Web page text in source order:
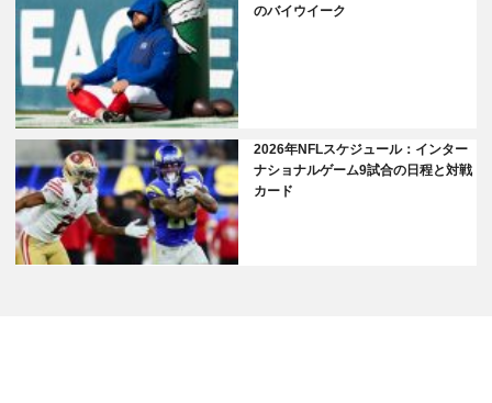
のバイウイーク
2026年NFLスケジュール：インター
ナショナルゲーム9試合の日程と対戦
カード